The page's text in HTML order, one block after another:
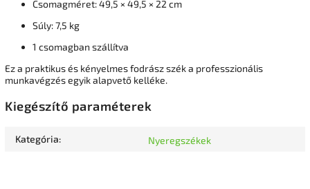
Csomagméret: 49,5 × 49,5 × 22 cm
Súly: 7,5 kg
1 csomagban szállítva
Ez a praktikus és kényelmes fodrász szék a professzionális
munkavégzés egyik alapvető kelléke.
Kiegészítő paraméterek
Kategória: Nyeregszékek